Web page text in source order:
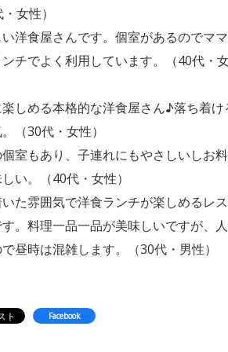
・女性）
洋食屋さんです。個室があるのでマ
ンチでよく利用しています。（40代・
しめる本格的な洋食屋さん♪落ち着け
（30代・女性）
室もあり、子連れにもやさしいしお
い。（40代・女性）
た雰囲気で洋食ランチが楽しめるレス
。料理一品一品が美味しいですが、
昼時は混雑します。（30代・男性）
Facebook